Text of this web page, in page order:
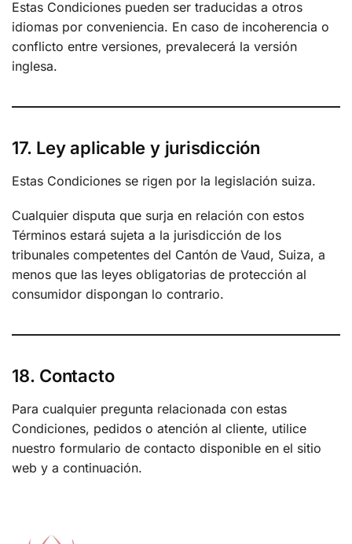
Estas Condiciones pueden ser traducidas a otros
idiomas por conveniencia. En caso de incoherencia o
conflicto entre versiones, prevalecerá la versión
inglesa.
17. Ley aplicable y jurisdicción
Estas Condiciones se rigen por la legislación suiza.
Cualquier disputa que surja en relación con estos
Términos estará sujeta a la jurisdicción de los
tribunales competentes del Cantón de Vaud, Suiza, a
menos que las leyes obligatorias de protección al
consumidor dispongan lo contrario.
18. Contacto
Para cualquier pregunta relacionada con estas
Condiciones, pedidos o atención al cliente, utilice
nuestro formulario de contacto disponible en el sitio
web y a continuación.